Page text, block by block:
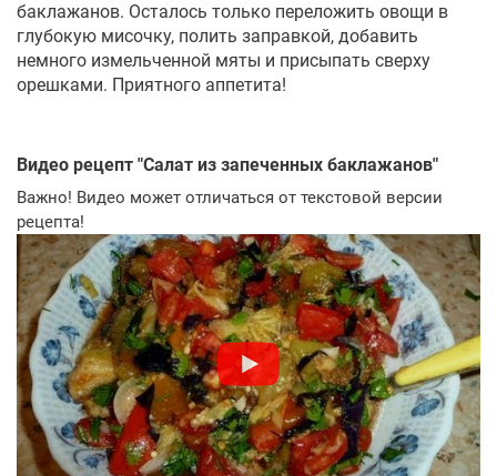
баклажанов. Осталось только переложить овощи в
глубокую мисочку, полить заправкой, добавить
немного измельченной мяты и присыпать сверху
орешками. Приятного аппетита!
Видео рецепт "Салат из запеченных баклажанов"
Важно! Видео может отличаться от текстовой версии
рецепта!